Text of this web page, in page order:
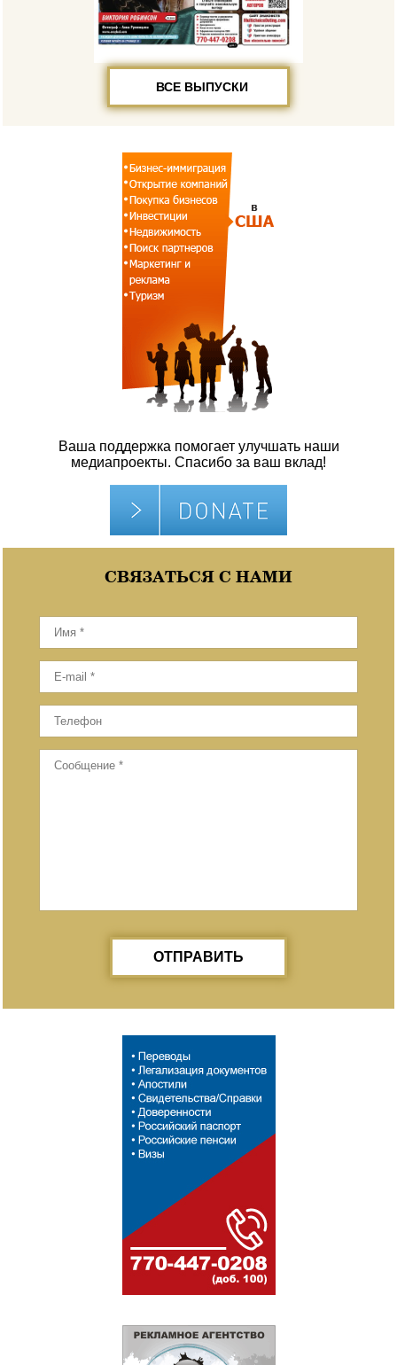
ВСЕ ВЫПУСКИ
Ваша поддержка помогает улучшать наши
медиапроекты. Спасибо за ваш вклад!
СВЯЗАТЬСЯ С НАМИ
ОТПРАВИТЬ